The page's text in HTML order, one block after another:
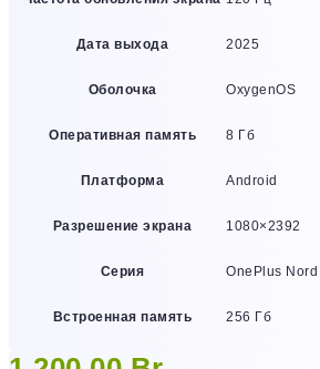
Дата выхода 2025
Оболочка OxygenOS
Оперативная память 8 Гб
Платформа Android
Разрешение экрана 1080×2392
Серия OnePlus Nord
Встроенная память 256 Гб